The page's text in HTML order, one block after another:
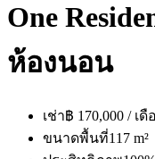
One
ห้องนอน
เช่า฿ 170,000 / เดื
ขนาดพื้นที่117 m²